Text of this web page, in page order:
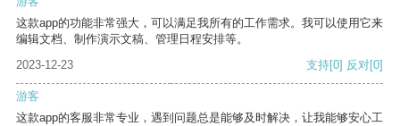
这款app的功能非常强大，可以满足我所有的工作需求。我可以使用它来
编辑文档、制作演示文稿、管理日程安排等。
2023-12-23
支持[0] 反对[0]
游客
这款app的客服非常专业，遇到问题总是能够及时解决，让我能够安心工